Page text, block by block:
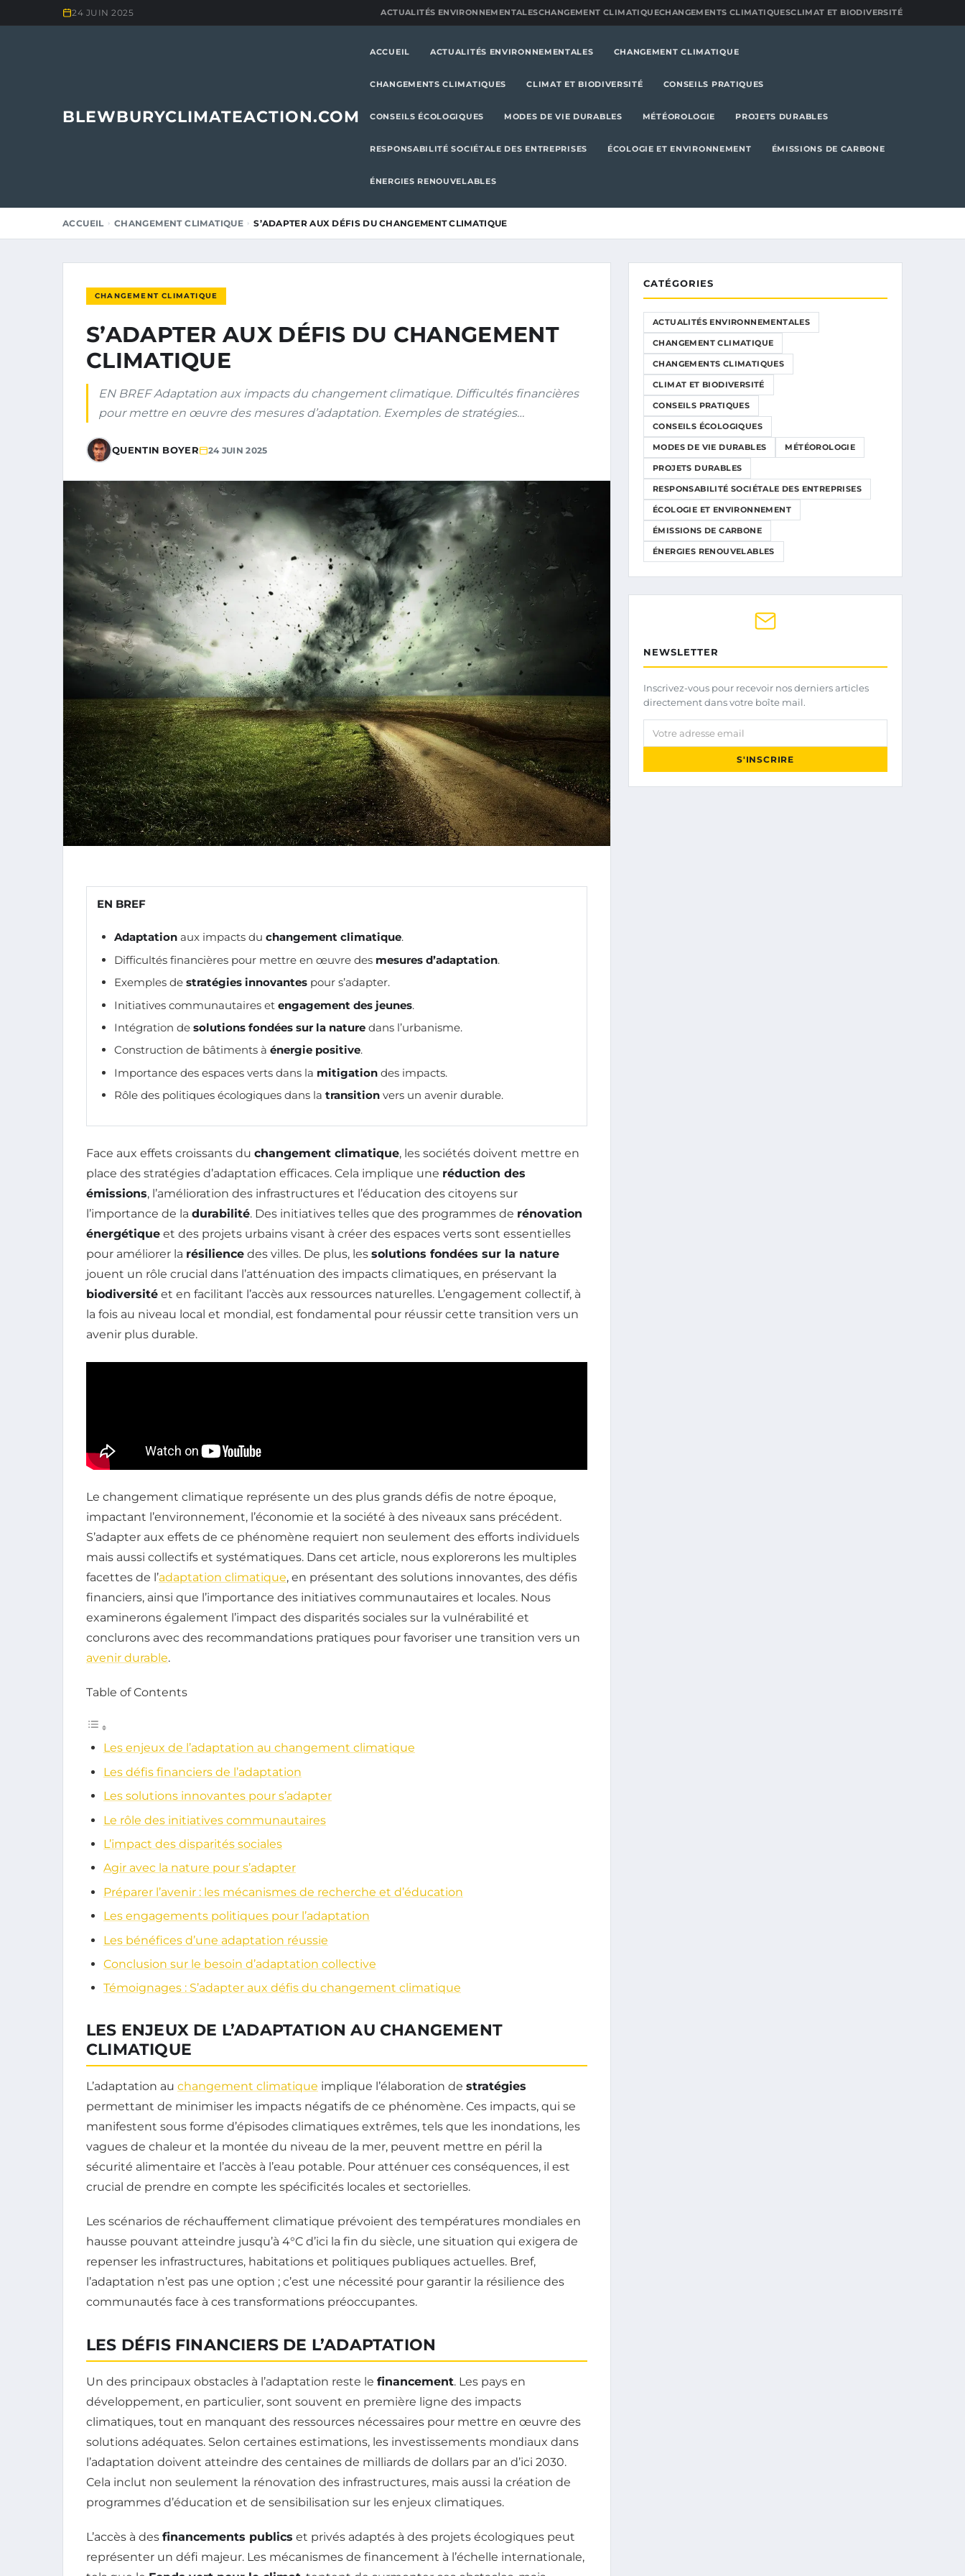
24 JUIN 2025 ACTUALITÉS ENVIRONNEMENTALESCHANGEMENT CLIMATIQUECHANGEMENTS CLIMATIQUESCLIMAT ET BIODIVERSITÉ
BLEWBURYCLIMATEACTION.COM
ACCUEIL ACTUALITÉS ENVIRONNEMENTALES CHANGEMENT CLIMATIQUE
CHANGEMENTS CLIMATIQUES CLIMAT ET BIODIVERSITÉ CONSEILS PRATIQUES
CONSEILS ÉCOLOGIQUES MODES DE VIE DURABLES MÉTÉOROLOGIE PROJETS DURABLES
RESPONSABILITÉ SOCIÉTALE DES ENTREPRISES ÉCOLOGIE ET ENVIRONNEMENT ÉMISSIONS DE CARBONE
ÉNERGIES RENOUVELABLES
ACCUEIL CHANGEMENT CLIMATIQUE S’ADAPTER AUX DÉFIS DU CHANGEMENT CLIMATIQUE
CHANGEMENT CLIMATIQUE
S’ADAPTER AUX DÉFIS DU CHANGEMENT
CLIMATIQUE
EN BREF Adaptation aux impacts du changement climatique. Difficultés financières
pour mettre en œuvre des mesures d’adaptation. Exemples de stratégies…
QUENTIN BOYER 24 JUIN 2025
EN BREF
Adaptation aux impacts du changement climatique.
Difficultés financières pour mettre en œuvre des mesures d’adaptation.
Exemples de stratégies innovantes pour s’adapter.
Initiatives communautaires et engagement des jeunes.
Intégration de solutions fondées sur la nature dans l’urbanisme.
Construction de bâtiments à énergie positive.
Importance des espaces verts dans la mitigation des impacts.
Rôle des politiques écologiques dans la transition vers un avenir durable.
Face aux effets croissants du changement climatique, les sociétés doivent mettre en
place des stratégies d’adaptation efficaces. Cela implique une réduction des
émissions, l’amélioration des infrastructures et l’éducation des citoyens sur
l’importance de la durabilité. Des initiatives telles que des programmes de rénovation
énergétique et des projets urbains visant à créer des espaces verts sont essentielles
pour améliorer la résilience des villes. De plus, les solutions fondées sur la nature
jouent un rôle crucial dans l’atténuation des impacts climatiques, en préservant la
biodiversité et en facilitant l’accès aux ressources naturelles. L’engagement collectif, à
la fois au niveau local et mondial, est fondamental pour réussir cette transition vers un
avenir plus durable.
Le changement climatique représente un des plus grands défis de notre époque,
impactant l’environnement, l’économie et la société à des niveaux sans précédent.
S’adapter aux effets de ce phénomène requiert non seulement des efforts individuels
mais aussi collectifs et systématiques. Dans cet article, nous explorerons les multiples
facettes de l’adaptation climatique, en présentant des solutions innovantes, des défis
financiers, ainsi que l’importance des initiatives communautaires et locales. Nous
examinerons également l’impact des disparités sociales sur la vulnérabilité et
conclurons avec des recommandations pratiques pour favoriser une transition vers un
avenir durable.
Table of Contents
Les enjeux de l’adaptation au changement climatique
Les défis financiers de l’adaptation
Les solutions innovantes pour s’adapter
Le rôle des initiatives communautaires
L’impact des disparités sociales
Agir avec la nature pour s’adapter
Préparer l’avenir : les mécanismes de recherche et d’éducation
Les engagements politiques pour l’adaptation
Les bénéfices d’une adaptation réussie
Conclusion sur le besoin d’adaptation collective
Témoignages : S’adapter aux défis du changement climatique
LES ENJEUX DE L’ADAPTATION AU CHANGEMENT
CLIMATIQUE
L’adaptation au changement climatique implique l’élaboration de stratégies
permettant de minimiser les impacts négatifs de ce phénomène. Ces impacts, qui se
manifestent sous forme d’épisodes climatiques extrêmes, tels que les inondations, les
vagues de chaleur et la montée du niveau de la mer, peuvent mettre en péril la
sécurité alimentaire et l’accès à l’eau potable. Pour atténuer ces conséquences, il est
crucial de prendre en compte les spécificités locales et sectorielles.
Les scénarios de réchauffement climatique prévoient des températures mondiales en
hausse pouvant atteindre jusqu’à 4°C d’ici la fin du siècle, une situation qui exigera de
repenser les infrastructures, habitations et politiques publiques actuelles. Bref,
l’adaptation n’est pas une option ; c’est une nécessité pour garantir la résilience des
communautés face à ces transformations préoccupantes.
LES DÉFIS FINANCIERS DE L’ADAPTATION
Un des principaux obstacles à l’adaptation reste le financement. Les pays en
développement, en particulier, sont souvent en première ligne des impacts
climatiques, tout en manquant des ressources nécessaires pour mettre en œuvre des
solutions adéquates. Selon certaines estimations, les investissements mondiaux dans
l’adaptation doivent atteindre des centaines de milliards de dollars par an d’ici 2030.
Cela inclut non seulement la rénovation des infrastructures, mais aussi la création de
programmes d’éducation et de sensibilisation sur les enjeux climatiques.
L’accès à des financements publics et privés adaptés à des projets écologiques peut
représenter un défi majeur. Les mécanismes de financement à l’échelle internationale,
CATÉGORIES
ACTUALITÉS ENVIRONNEMENTALES
CHANGEMENT CLIMATIQUE
CHANGEMENTS CLIMATIQUES
CLIMAT ET BIODIVERSITÉ
CONSEILS PRATIQUES
CONSEILS ÉCOLOGIQUES
MODES DE VIE DURABLES MÉTÉOROLOGIE
PROJETS DURABLES
RESPONSABILITÉ SOCIÉTALE DES ENTREPRISES
ÉCOLOGIE ET ENVIRONNEMENT
ÉMISSIONS DE CARBONE
ÉNERGIES RENOUVELABLES
NEWSLETTER
Inscrivez-vous pour recevoir nos derniers articles
directement dans votre boîte mail.
Votre adresse email
S'INSCRIRE